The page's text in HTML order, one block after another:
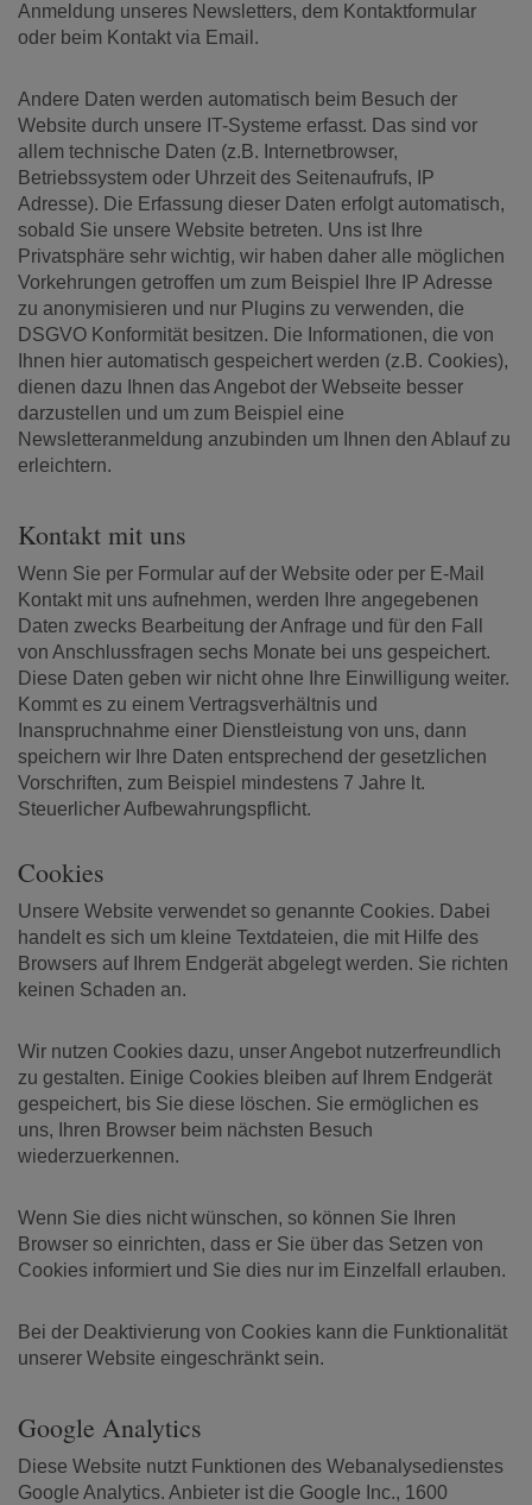
Anmeldung unseres Newsletters, dem Kontaktformular
oder beim Kontakt via Email.
Andere Daten werden automatisch beim Besuch der
Website durch unsere IT-Systeme erfasst. Das sind vor
allem technische Daten (z.B. Internetbrowser,
Betriebssystem oder Uhrzeit des Seitenaufrufs, IP
Adresse). Die Erfassung dieser Daten erfolgt automatisch,
sobald Sie unsere Website betreten. Uns ist Ihre
Privatsphäre sehr wichtig, wir haben daher alle möglichen
Vorkehrungen getroffen um zum Beispiel Ihre IP Adresse
zu anonymisieren und nur Plugins zu verwenden, die
DSGVO Konformität besitzen. Die Informationen, die von
Ihnen hier automatisch gespeichert werden (z.B. Cookies),
dienen dazu Ihnen das Angebot der Webseite besser
darzustellen und um zum Beispiel eine
Newsletteranmeldung anzubinden um Ihnen den Ablauf zu
erleichtern.
Kontakt mit uns
Wenn Sie per Formular auf der Website oder per E-Mail
Kontakt mit uns aufnehmen, werden Ihre angegebenen
Daten zwecks Bearbeitung der Anfrage und für den Fall
von Anschlussfragen sechs Monate bei uns gespeichert.
Diese Daten geben wir nicht ohne Ihre Einwilligung weiter.
Kommt es zu einem Vertragsverhältnis und
Inanspruchnahme einer Dienstleistung von uns, dann
speichern wir Ihre Daten entsprechend der gesetzlichen
Vorschriften, zum Beispiel mindestens 7 Jahre lt.
Steuerlicher Aufbewahrungspflicht.
Cookies
Unsere Website verwendet so genannte Cookies. Dabei
handelt es sich um kleine Textdateien, die mit Hilfe des
Browsers auf Ihrem Endgerät abgelegt werden. Sie richten
keinen Schaden an.
Wir nutzen Cookies dazu, unser Angebot nutzerfreundlich
zu gestalten. Einige Cookies bleiben auf Ihrem Endgerät
gespeichert, bis Sie diese löschen. Sie ermöglichen es
uns, Ihren Browser beim nächsten Besuch
wiederzuerkennen.
Wenn Sie dies nicht wünschen, so können Sie Ihren
Browser so einrichten, dass er Sie über das Setzen von
Cookies informiert und Sie dies nur im Einzelfall erlauben.
Bei der Deaktivierung von Cookies kann die Funktionalität
unserer Website eingeschränkt sein.
Google Analytics
Diese Website nutzt Funktionen des Webanalysedienstes
Google Analytics. Anbieter ist die Google Inc., 1600